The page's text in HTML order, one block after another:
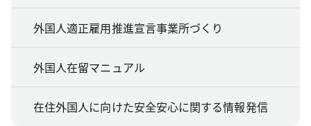
外国人適正雇用推進宣言事業所づくり
外国人在留マニュアル
在住外国人に向けた安全安心に関する情報発信